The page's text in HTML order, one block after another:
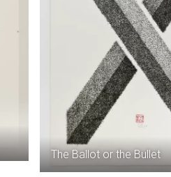
The Ballot or the Bullet